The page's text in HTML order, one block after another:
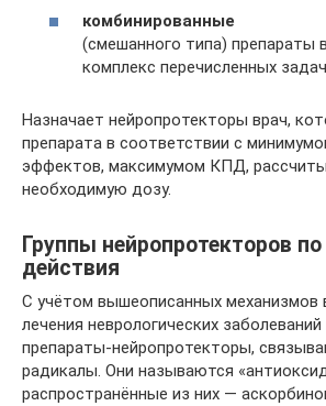
комбинированные
(смешанного типа) препараты
комплекс перечисленных
Назначает нейропротекторы врач,
препарата в соответствии с
эффектов, максимумом КПД,
необходимую дозу.
Группы нейропротекторов
действия
С учётом вышеописанных механизмов
лечения неврологических
препараты-нейропротекторы,
радикалы. Они называются
распространённые из них —